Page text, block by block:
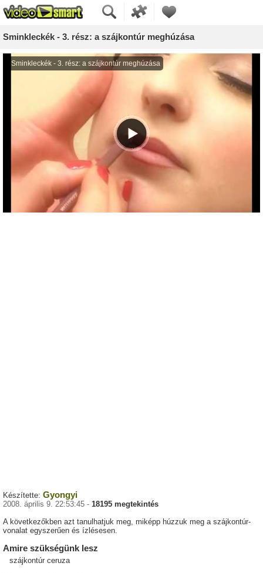
Sminkleckék - 3. rész: a szájkontúr meghúzása
Készítette: Gyongyi
2008. április 9. 22:53:45 - 18195 megtekintés
A következőkben azt tanulhatjuk meg, miképp húzzuk meg a szájkontúr-
vonalat egyszerűen és ízlésesen.
Amire szükségünk lesz
szájkontúr ceruza